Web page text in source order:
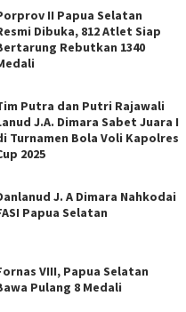
II Papua Selatan
Dibuka, 812 Atlet Siap
Rebutkan 1340
Putra dan Putri Rajawali
J.A. Dimara Sabet Juara I
Turnamen Bola Voli Kapolres
2025
J. A Dimara Nahkodai
Papua Selatan
VIII, Papua Selatan
Pulang 8 Medali